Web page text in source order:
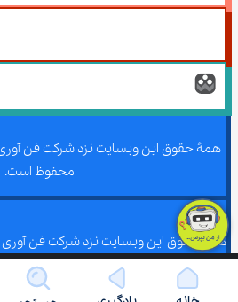
همۀ حقوق این وبسایت نزد شرکت فن
محفوظ است.
همۀ حقوق این وبسایت نزد شرکت فن آوری
محفوظ است.